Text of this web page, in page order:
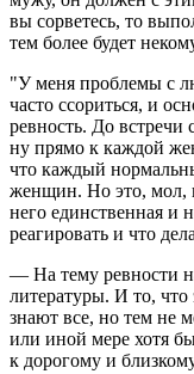
вы сорветесь, то
тем более будет
"У меня проблемы с
часто ссориться, и
ревность. До встречи
ну прямо к каждой
что каждый
женщин. Но это, мол,
него единственная и
реагировать и что
— На тему ревности
литературы. И то, что
знают все, но тем не
или иной мере хотя
к дорогому и